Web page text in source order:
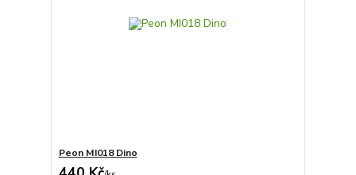
Peon MI018 Dino